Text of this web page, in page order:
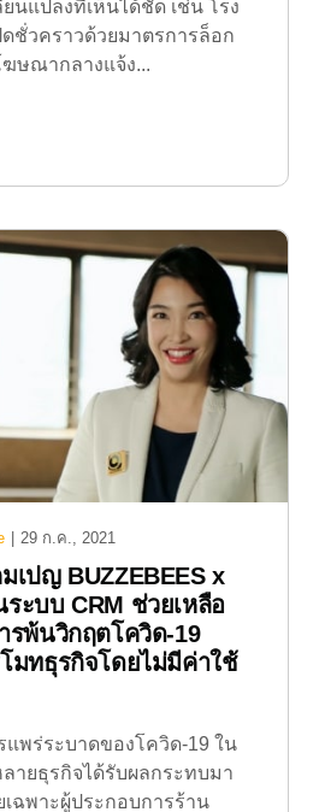
นแปลงที่เห็นได้ชัด เช่น โรง
ชั่วคราวด้วยมาตรการล็อก
ษณากลางแจ้ง...
29 ก.ค., 2021
ปญ BUZZEBEES x
ะบบ CRM ช่วยเหลือ
รพ้นวิกฤตโควิด-19
มทธุรกิจโดยไม่มีค่าใช้
แพร่ระบาดของโควิด-19 ใน
ายธุรกิจได้รับผลกระทบมา
เฉพาะผู้ประกอบการร้าน